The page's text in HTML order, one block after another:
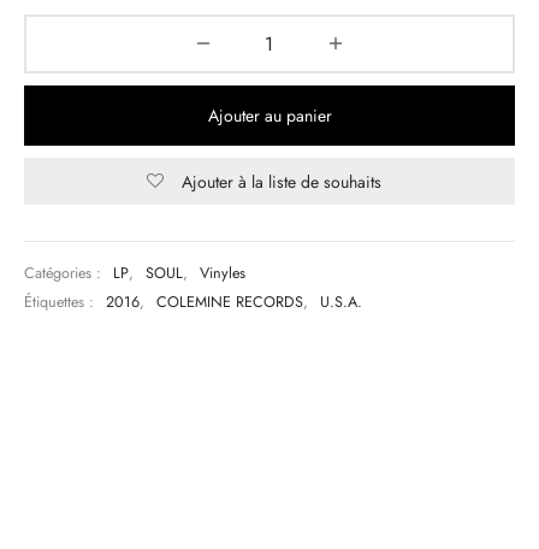
Ajouter au panier
Ajouter à la liste de souhaits
Catégories : LP, SOUL,
Vinyles
Étiquettes :
2016, COLEMINE RECORDS, U.S.A.